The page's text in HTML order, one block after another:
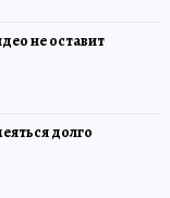
не оставит
долго